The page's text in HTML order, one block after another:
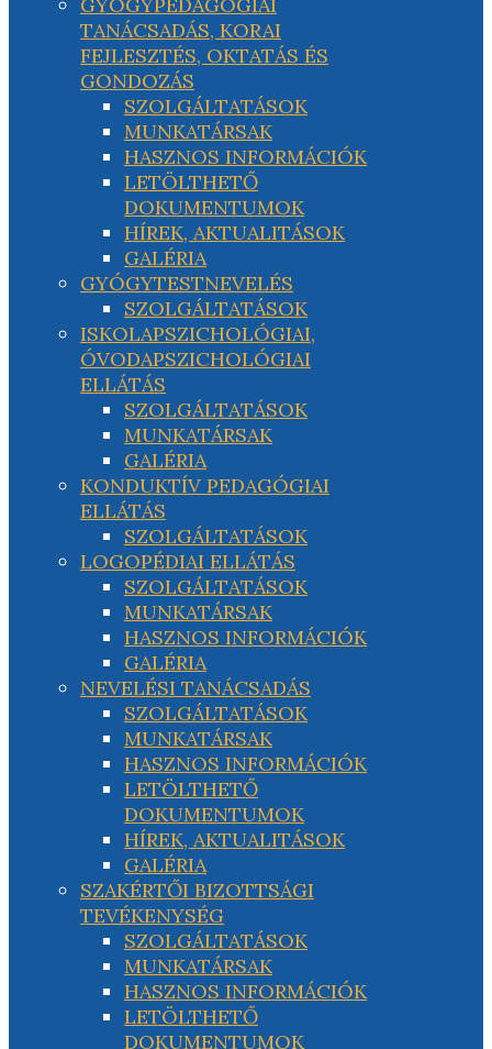
TANÁCSADÁS, KORAI
FEJLESZTÉS, OKTATÁS ÉS
GONDOZÁS
SZOLGÁLTATÁSOK
MUNKATÁRSAK
HASZNOS INFORMÁCIÓK
LETÖLTHETŐ
DOKUMENTUMOK
HÍREK, AKTUALITÁSOK
GALÉRIA
GYÓGYTESTNEVELÉS
SZOLGÁLTATÁSOK
ISKOLAPSZICHOLÓGIAI,
ÓVODAPSZICHOLÓGIAI
ELLÁTÁS
SZOLGÁLTATÁSOK
MUNKATÁRSAK
GALÉRIA
KONDUKTÍV PEDAGÓGIAI
ELLÁTÁS
SZOLGÁLTATÁSOK
LOGOPÉDIAI ELLÁTÁS
SZOLGÁLTATÁSOK
MUNKATÁRSAK
HASZNOS INFORMÁCIÓK
GALÉRIA
NEVELÉSI TANÁCSADÁS
SZOLGÁLTATÁSOK
MUNKATÁRSAK
HASZNOS INFORMÁCIÓK
LETÖLTHETŐ
DOKUMENTUMOK
HÍREK, AKTUALITÁSOK
GALÉRIA
SZAKÉRTŐI BIZOTTSÁGI
TEVÉKENYSÉG
SZOLGÁLTATÁSOK
MUNKATÁRSAK
HASZNOS INFORMÁCIÓK
LETÖLTHETŐ
DOKUMENTUMOK